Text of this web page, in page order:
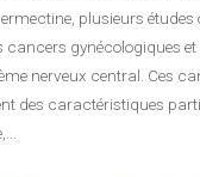
plusieurs études
cancers gynécologiques
nerveux central. Ces
des caractéristiques